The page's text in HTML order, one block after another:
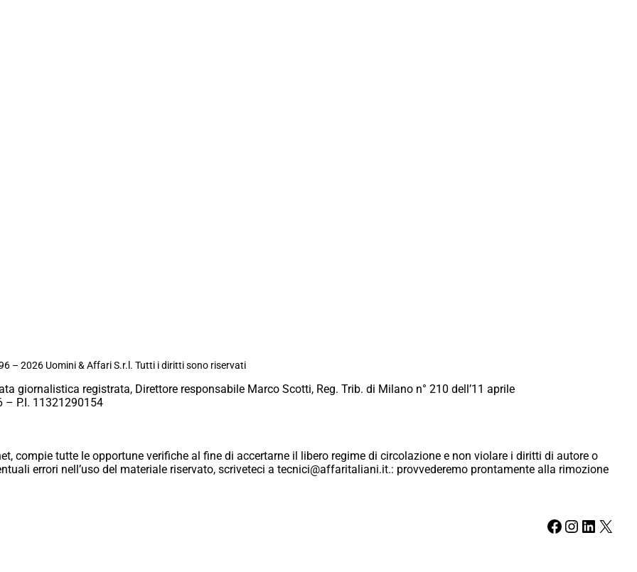
– 2026 Uomini & Affari S.r.l. Tutti i diritti sono riservati
giornalistica registrata, Direttore responsabile Marco Scotti, Reg. Trib. di Milano n° 210 dell’11 aprile
– P.I. 11321290154
compie tutte le opportune verifiche al fine di accertarne il libero regime di circolazione e non violare i diritti di autore o
errori nell’uso del materiale riservato, scriveteci a tecnici@affaritaliani.it.: provvederemo prontamente alla rimozione
Facebook Instagram LinkedIn X